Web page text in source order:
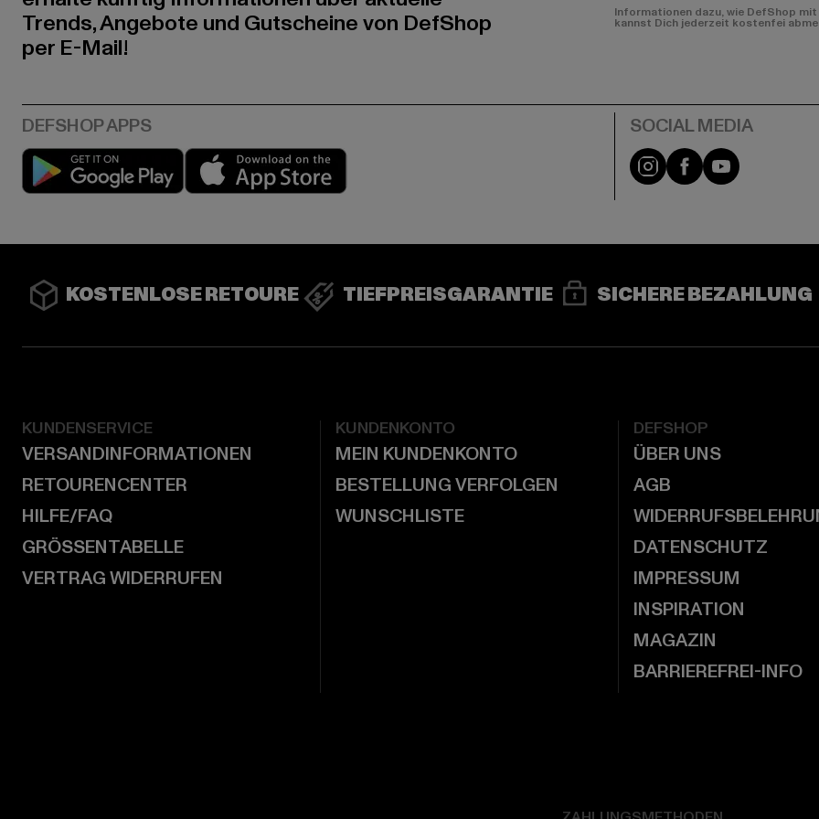
Trends, Angebote und Gutscheine von DefShop
per E-Mail!
Informationen dazu, wie DefShop
kannst Dich jederzeit kostenfei
Play market Instagram
FacebookYouTube
KOSTENLOSE RETOURE TIEFPREISGARANTIE SICHERE BEZAHLUNG
KUNDENSERVICE
VERSANDINFORMATIONEN
RETOURENCENTER
HILFE/FAQ
GRÖSSENTABELLE
VERTRAG WIDERRUFEN
KUNDENKONTO
MEIN KUNDENKONTO
BESTELLUNG VERFOLGEN
WUNSCHLISTE
DEFSHOP
ÜBER UNS
AGB
DATENSCHUTZ
IMPRESSUM
INSPIRATION
MAGAZIN
BARRIEREFREI-INFO